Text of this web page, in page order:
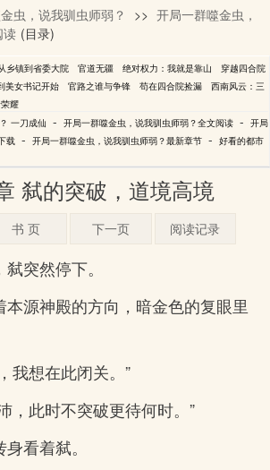
虫，说我驯虫师弱？ >> 开局一群噬金虫，
读 (目录)
乡镇到省委大院 官道无疆 绝对权力：我就是靠山
穿越四合院
美女书记开始 官路之谁与争锋 苟在四合院捡漏
西南风云：三
耀
一刀成仙 - 开局一群噬金虫，说我驯虫师弱？全文阅读 - 开局
载 - 开局一群噬金虫，说我驯虫师弱？最新章节 - 好看的都市
弑的突破，道境高境
书 页 下一页 阅读记录
突然停下。
本源神殿的方向，暗金色的复眼里
我想在此闭关。”
，此时不突破更待何时。”
看着弑。